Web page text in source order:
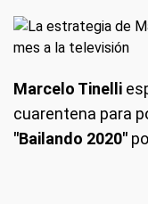
Marcelo Tinelli
cuarentena para
"Bailando 2020"